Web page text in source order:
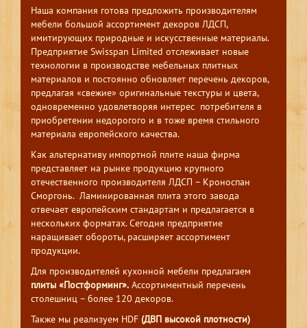
Наша компания готова предложить производителям
мебели большой ассортимент декоров ЛДСП,
имитирующих природные и искусственные материалы.
Предприятие Swisspan Limited отслеживает новые
технологии в производстве мебельных плитных
материалов и постоянно обновляет перечень декоров,
предлагая «свежие» оригинальные текстуры и цвета,
одновременно удовлетворяя интерес потребителя в
приобретении недорогого и в тоже время стильного
материала европейского качества.
Как альтернативу импортной плите наша фирма
представляет на рынке продукцию крупного
отечественного производителя ЛДСП – Кроноспан
Сморгонь. Ламинированная плита этого завода
отвечает европейским стандартам и предлагается в
нескольких форматах. Сегодня предприятие
наращивает обороты, расширяет ассортимент
продукции.
Для производителей кухонной мебели предлагаем
плиты «Постформинг». Ассортиментный перечень
столешниц – более 120 декоров.
Также мы реализуем HDF (ДВП высокой плотности)